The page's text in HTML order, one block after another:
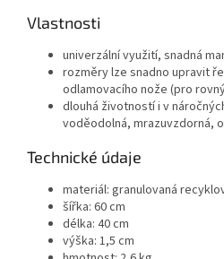
Vlastnosti
univerzální využití, snadná
rozměry lze snadno upravit
odlamovacího nože (pro
dlouhá životností i v
voděodolná, mrazuvzdorná,
Technické údaje
materiál: granulovaná
šířka: 60 cm
délka: 40 cm
výška: 1,5 cm